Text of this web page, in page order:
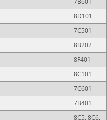
8D101
7C501
8B202
8F401
8C101
7C601
7B401
8C5, 8C6,